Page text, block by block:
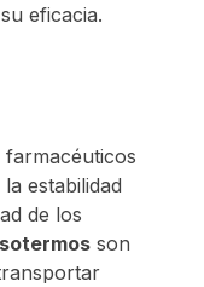
eficacia.
estabilidad
de los
son